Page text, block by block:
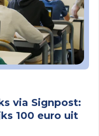
via Signpost:
100 euro uit